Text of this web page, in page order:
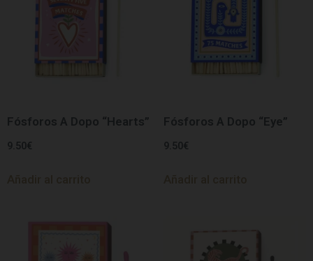
Fósforos A Dopo “Hearts”
9.50 €
Fósforos A Dopo “Eye”
9.50 €